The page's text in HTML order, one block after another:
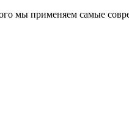
мы применяем самые